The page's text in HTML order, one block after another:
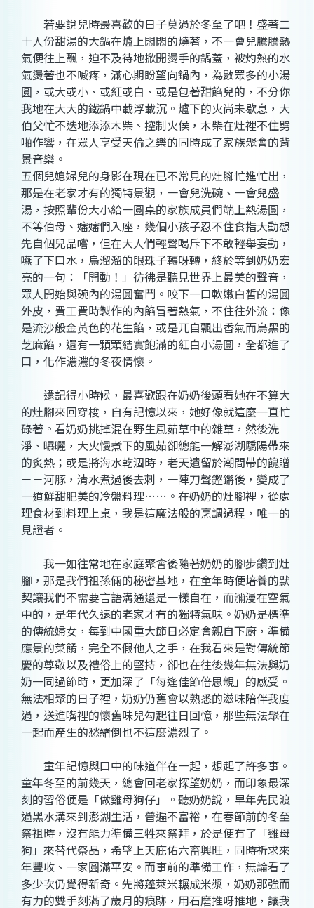
若要說兒時最喜歡的日子莫過於冬至了吧！盛著二
十人份甜湯的大鍋在爐上悶悶的燒著，不一會兒騰騰熱
氣便往上飄，迫不及待地掀開燙手的鍋蓋，被灼熱的水
氣燙著也不喊疼，滿心期盼望向鍋內，為數眾多的小湯
圓，或大或小、或紅或白、或是包著甜餡兒的，不分你
我地在大大的鐵鍋中載浮載沉。爐下的火尚未歇息，大
伯父忙不迭地添添木柴、控制火侯，木柴在灶裡不住劈
啪作響，在眾人享受天倫之樂的同時成了家族聚會的背
景音樂。
五個兒媳婦兒的身影在現在已不常見的灶腳忙進忙出，
那是在老家才有的獨特景觀，一會兒洗碗、一會兒盛
湯，按照輩份大小給一圓桌的家族成員們端上熱湯圓，
不等伯母、嬸嬸們入座，幾個小孩子忍不住食指大動想
先自個兒品嚐，但在大人們輕聲喝斥下不敢輕舉妄動，
嚥了下口水，烏溜溜的眼珠子轉呀轉，終於等到奶奶宏
亮的一句：「開動！」彷彿是聽見世界上最美的聲音，
眾人開始與碗內的湯圓奮鬥。咬下一口軟嫩白皙的湯圓
外皮，費工費時製作的內餡冒著熱氣，不住往外流：像
是流沙般金黃色的花生餡，或是兀自飄出香氣而烏黑的
芝麻餡，還有一顆顆結實飽滿的紅白小湯圓，全都進了
口，化作濃濃的冬夜情懷。
還記得小時候，最喜歡跟在奶奶後頭看她在不算大
的灶腳來回穿梭，自有記憶以來，她好像就這麼一直忙
碌著。看奶奶挑掉混在野生風茹草中的雜草，然後洗
淨、曝曬，大火慢煮下的風茹卻總能一解澎湖驕陽帶來
的炙熱；或是將海水乾涸時，老天遺留於潮間帶的餽贈
－－河豚，清水煮過後去刺，一陣刀聲鏗鏘後，變成了
一道鮮甜肥美的冷盤料理……。在奶奶的灶腳裡，從處
理食材到料理上桌，我是這魔法般的烹調過程，唯一的
見證者。
我一如往常地在家庭聚會後隨著奶奶的腳步鑽到灶
腳，那是我們祖孫倆的秘密基地，在童年時便培養的默
契讓我們不需要言語溝通還是一樣自在，而瀰漫在空氣
中的，是年代久遠的老家才有的獨特氣味。奶奶是標準
的傳統婦女，每到中國重大節日必定會親自下廚，準備
應景的菜餚，完全不假他人之手，在我看來是對傳統節
慶的尊敬以及禮俗上的堅持，卻也在往後幾年無法與奶
奶一同過節時，更加深了「每逢佳節倍思親」的感受。
無法相聚的日子裡，奶奶仍舊會以熟悉的滋味陪伴我度
過，送進嘴裡的懷舊味兒勾起往日回憶，那些無法聚在
一起而產生的愁緒倒也不這麼濃烈了。
童年記憶與口中的味道伴在一起，想起了許多事。
童年冬至的前幾天，總會回老家探望奶奶，而印象最深
刻的習俗便是「做雞母狗仔」。聽奶奶說，早年先民渡
過黑水溝來到澎湖生活，普遍不富裕，在春節前的冬至
祭祖時，沒有能力準備三牲來祭拜，於是便有了「雞母
狗」來替代祭品，希望上天庇佑六畜興旺，同時祈求來
年豐收、一家圓滿平安。而事前的準備工作，無論看了
多少次仍覺得新奇。先將蓬萊米輾成米漿，奶奶那強而
有力的雙手刻滿了歲月的痕跡，用石磨推呀推地，讓我